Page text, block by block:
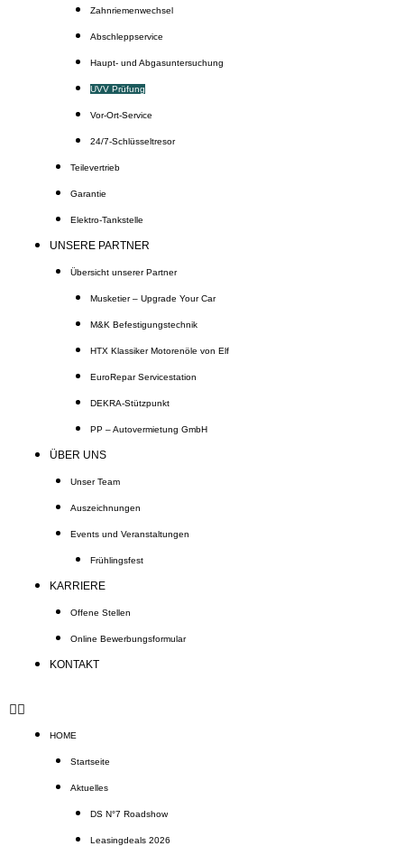
Zahnriemenwechsel
Abschleppservice
Haupt- und Abgasuntersuchung
UVV Prüfung
Vor-Ort-Service
24/7-Schlüsseltresor
Teilevertrieb
Garantie
Elektro-Tankstelle
UNSERE PARTNER
Übersicht unserer Partner
Musketier – Upgrade Your Car
M&K Befestigungstechnik
HTX Klassiker Motorenöle von Elf
EuroRepar Servicestation
DEKRA-Stützpunkt
PP – Autovermietung GmbH
ÜBER UNS
Unser Team
Auszeichnungen
Events und Veranstaltungen
Frühlingsfest
KARRIERE
Offene Stellen
Online Bewerbungsformular
KONTAKT
HOME
Startseite
Aktuelles
DS N°7 Roadshow
Leasingdeals 2026